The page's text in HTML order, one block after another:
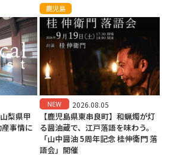
梨県甲
事情に
鹿児島
NEW 2026.08.05
【鹿児島県東串良町】和蝋燭が灯
る醤油蔵で、江戸落語を味わう。
「山中醤油 5周年記念 桂伸衛門 落
語会」開催